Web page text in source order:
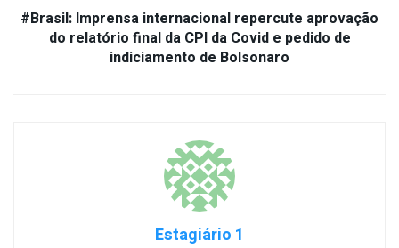
#Brasil: Imprensa internacional repercute aprovação
do relatório final da CPI da Covid e pedido de
indiciamento de Bolsonaro
Estagiário 1